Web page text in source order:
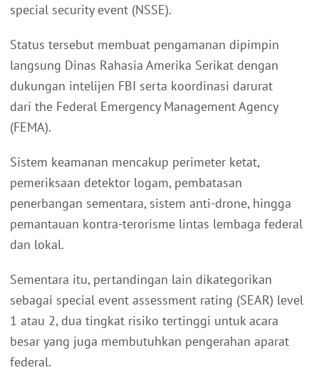
special security event (NSSE).
Status tersebut membuat pengamanan dipimpin
langsung Dinas Rahasia Amerika Serikat dengan
dukungan intelijen FBI serta koordinasi darurat
dari the Federal Emergency Management Agency
(FEMA).
Sistem keamanan mencakup perimeter ketat,
pemeriksaan detektor logam, pembatasan
penerbangan sementara, sistem anti-drone, hingga
pemantauan kontra-terorisme lintas lembaga federal
dan lokal.
Sementara itu, pertandingan lain dikategorikan
sebagai special event assessment rating (SEAR) level
1 atau 2, dua tingkat risiko tertinggi untuk acara
besar yang juga membutuhkan pengerahan aparat
federal.